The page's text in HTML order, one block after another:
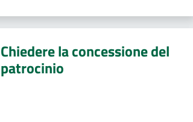
Chiedere la concessione del
patrocinio